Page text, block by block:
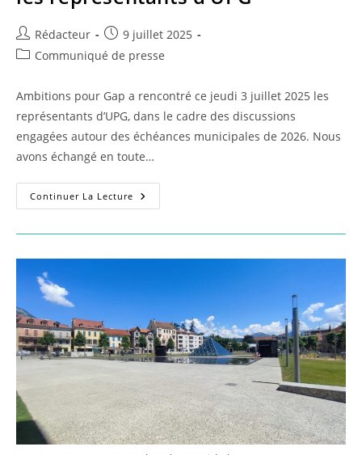
Auteur/autrice
de
Rédacteur
Publication
publiée :
9 juillet 2025
PostCommuniqué de presse
Ambitions pour Gap a rencontré ce jeudi 3 juillet 2025 les
représentants d’UPG, dans le cadre des discussions
engagées autour des échéances municipales de 2026. Nous
avons échangé en toute…
Continuer La Lecture Ambitions
Pour
Rencontre